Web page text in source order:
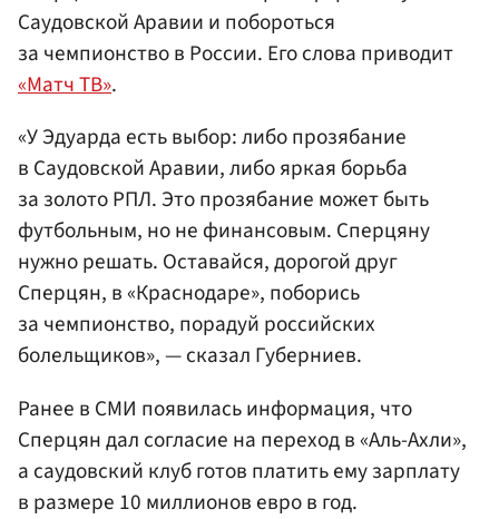
Саудовской Аравии и побороться
за чемпионство в России. Его слова приводит
«Матч ТВ».
«У Эдуарда есть выбор: либо прозябание
в Саудовской Аравии, либо яркая борьба
за золото РПЛ. Это прозябание может быть
футбольным, но не финансовым. Сперцяну
нужно решать. Оставайся, дорогой друг
Сперцян, в «Краснодаре», поборись
за чемпионство, порадуй российских
болельщиков», — сказал Губерниев.
Ранее в СМИ появилась информация, что
Сперцян дал согласие на переход в «Аль-Ахли»,
а саудовский клуб готов платить ему зарплату
в размере 10 миллионов евро в год.